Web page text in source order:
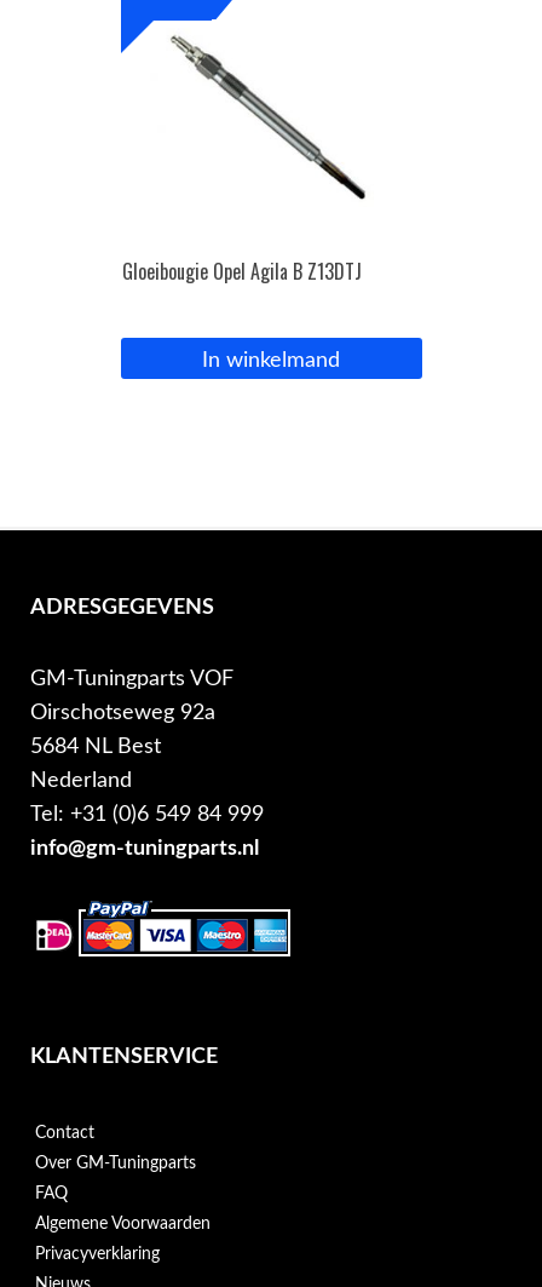
Gloeibougie Opel Agila B Z13DTJ
In winkelmand
ADRESGEGEVENS
GM-Tuningparts VOF
Oirschotseweg 92a
5684 NL Best
Nederland
Tel: +31 (0)6 549 84 999
info@gm-tuningparts.nl
KLANTENSERVICE
Contact
Over GM-Tuningparts
FAQ
Algemene Voorwaarden
Privacyverklaring